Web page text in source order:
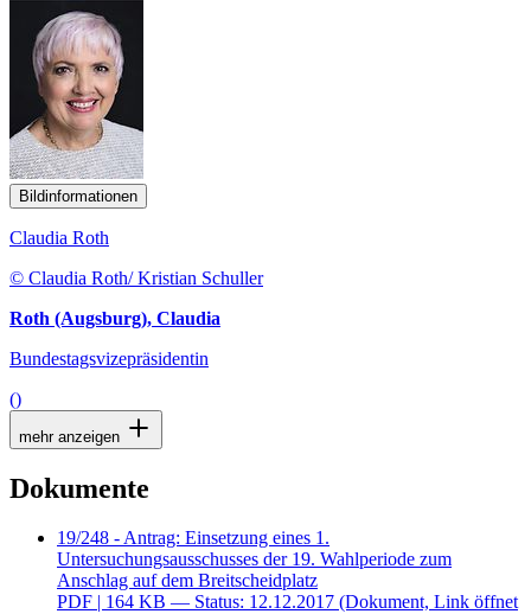
Bildinformationen
Claudia Roth
© Claudia Roth/ Kristian Schuller
Roth (Augsburg), Claudia
Bundestagsvizepräsidentin
()
mehr anzeigen
Dokumente
19/248 - Antrag: Einsetzung eines 1.
Untersuchungsausschusses der 19. Wahlperiode zum
Anschlag auf dem Breitscheidplatz
PDF | 164 KB — Status: 12.12.2017 (Dokument, Link öffnet